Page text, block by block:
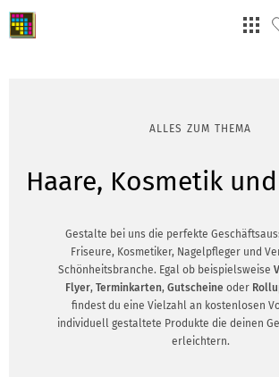
ALLES ZUM THEMA
Haare, Kosmetik
Gestalte bei uns die perfekte
Friseure, Kosmetiker, Nagelpfleger und
Schönheitsbranche. Egal ob beispielsweise
Flyer, Terminkarten, Gutscheine oder
findest du eine Vielzahl an kostenlosen
individuell gestaltete Produkte die deinen
erleichtern.